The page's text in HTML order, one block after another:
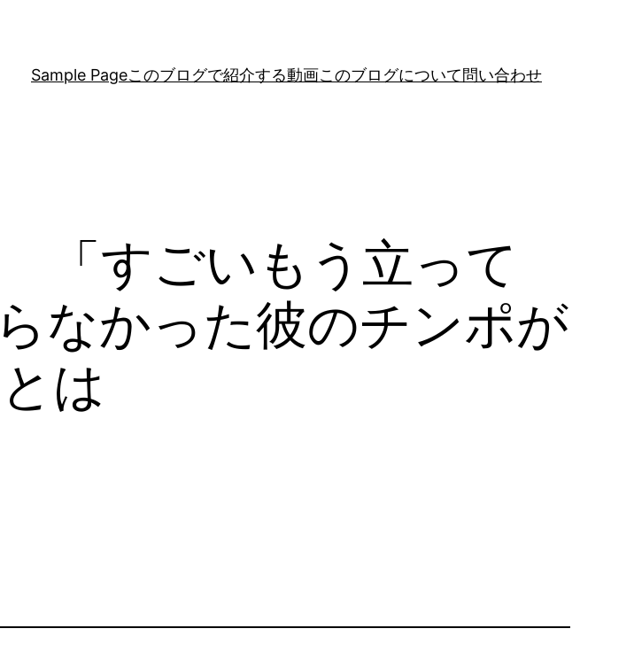
Sample Pageこのブログで紹介する動画このブログについて問い合わせ
「すごいもう立って
なかった彼のチンポが
は